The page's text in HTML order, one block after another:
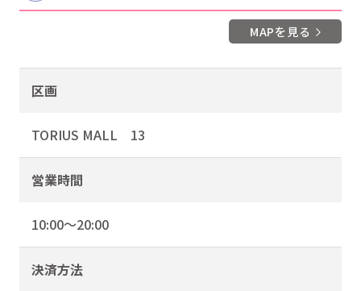
MAPを見る
区画
TORIUS MALL 13
営業時間
10:00～20:00
決済方法